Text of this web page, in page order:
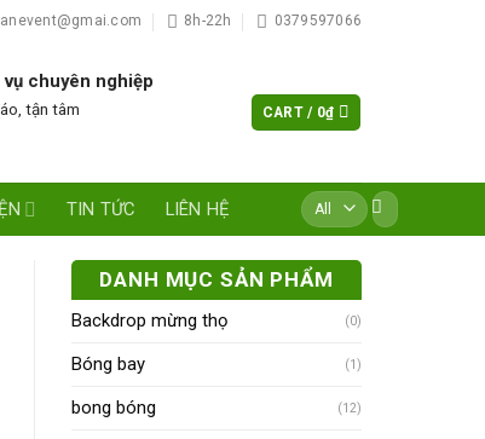
8h-22h 0379597066
vụ chuyên nghiệp
tận tâm CART / 0₫
TIN TỨC LIÊN HỆ
Search
for:
DANH MỤC SẢN PHẨM
Backdrop mừng thọ (0)
Bóng bay (1)
bong bóng (12)